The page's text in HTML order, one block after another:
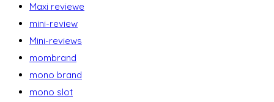
Maxi reviewe
mini-review
Mini-reviews
mombrand
mono brand
mono slot